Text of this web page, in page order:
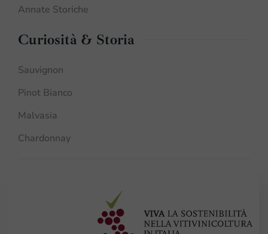
Annate Storiche
Curiosità & Storia
Sauvignon
Pinot Bianco
Malvasia
Chardonnay